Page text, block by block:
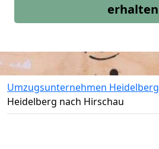
erhalten
Umzugsunternehmen Heidelberg
Heidelberg nach Hirschau